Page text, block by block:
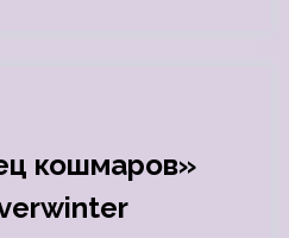
кошмаров»